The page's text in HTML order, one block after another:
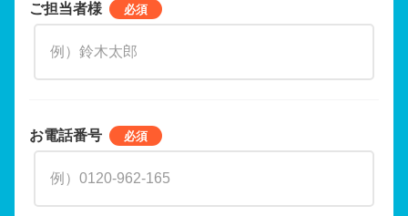
ご担当者様
お電話番号